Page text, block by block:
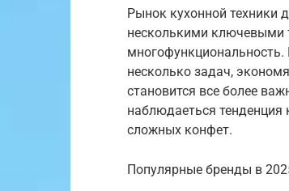
Рынок кухонной техники
несколькими ключевыми
многофункциональность.
несколько задач,
становится все более
наблюдаеться тенденция
сложных конфет.
Популярные бренды в